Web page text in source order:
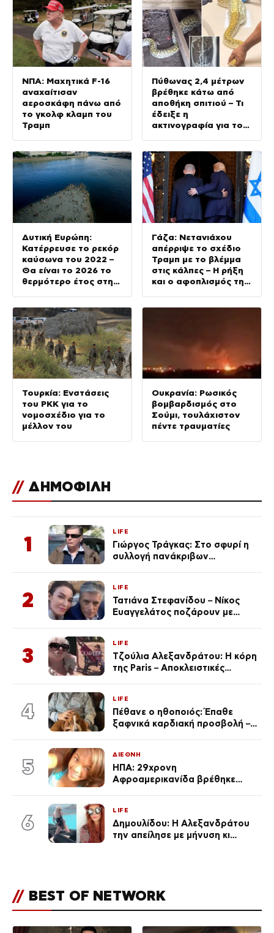
ΝΠΑ: Μαχητικά F-16
αναχαίτισαν
αεροσκάφη πάνω από
το γκολφ κλαμπ του
Τραμπ
Πύθωνας 2,4 μέτρων
βρέθηκε κάτω από
αποθήκη σπιτιού – Τι
έδειξε η
ακτινογραφία για το
Δυτική Ευρώπη:
Κατέρρευσε το ρεκόρ
καύσωνα του 2022 –
Θα είναι το 2026 το
θερμότερο έτος στην
Γάζα: Νετανιάχου
απέρριψε το σχέδιο
Τραμπ με το βλέμμα
στις κάλπες – Η ρήξη
και ο αφοπλισμός της
Τουρκία: Ενστάσεις
του PKK για το
νομοσχέδιο για το
μέλλον του
Ουκρανία: Ρωσικός
βομβαρδισμός στο
Σούμι, τουλάχιστον
πέντε τραυματίες
// ΔΗΜΟΦΙΛΗ
1
LIFE
Γιώργος Τράγκας: Στο σφυρί η
συλλογή πανάκριβων
2
LIFE
Τατιάνα Στεφανίδου – Νίκος
Ευαγγελάτος ποζάρουν με
3
LIFE
Τζούλια Αλεξανδράτου: Η κόρη
της Paris – Αποκλειστικές
4
LIFE
Πέθανε ο ηθοποιός: Έπαθε
ξαφνικά καρδιακή προσβολή – Η
5
ΔΙΕΘΝΗ
ΗΠΑ: 29χρονη
Αφροαμερικανίδα βρέθηκε
6
LIFE
Δημουλίδου: Η Αλεξανδράτου
την απείλησε με μήνυση κι
// BEST OF NETWORK